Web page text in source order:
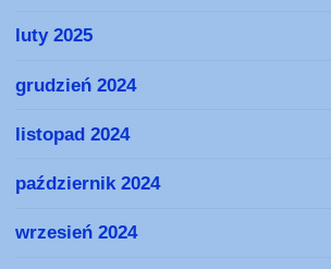
luty 2025
grudzień 2024
listopad 2024
październik 2024
wrzesień 2024